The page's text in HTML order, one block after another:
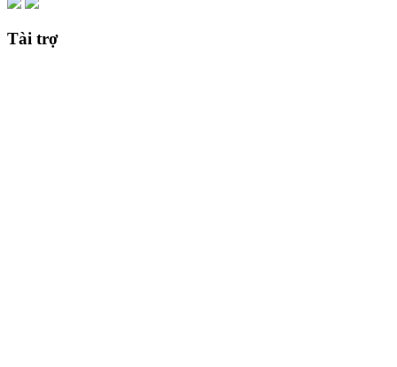
Tài trợ